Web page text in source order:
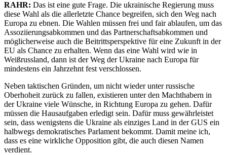
RAHR: Das ist eine gute Frage. Die ukrainische Regierung muss
diese Wahl als die allerletzte Chance begreifen, sich den Weg nach
Europa zu ebnen. Die Wahlen müssen frei und fair ablaufen, um das
Assoziierungsabkommen und das Partnerschaftsabkommen und
möglicherweise auch die Beitrittsperspektive für eine Zukunft in der
EU als Chance zu erhalten. Wenn das eine Wahl wird wie in
Weißrussland, dann ist der Weg der Ukraine nach Europa für
mindestens ein Jahrzehnt fest verschlossen.
Neben taktischen Gründen, um nicht wieder unter russische
Oberhoheit zurück zu fallen, existieren unter den Machthabern in
der Ukraine viele Wünsche, in Richtung Europa zu gehen. Dafür
müssen die Hausaufgaben erledigt sein. Dafür muss gewährleistet
sein, dass wenigstens die Ukraine als einziges Land in der GUS ein
halbwegs demokratisches Parlament bekommt. Damit meine ich,
dass es eine wirkliche Opposition gibt, die auch diesen Namen
verdient.